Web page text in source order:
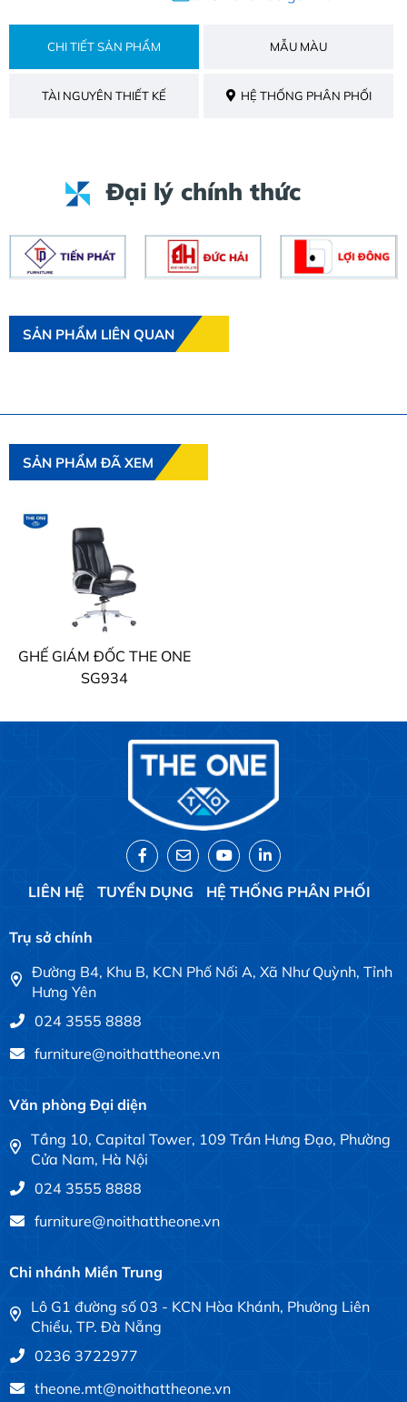
CHI TIẾT SẢN PHẨM MẪU MÀU
TÀI NGUYÊN THIẾT KẾ HỆ THỐNG PHÂN PHỐI
Đại lý chính thức
SẢN PHẨM LIÊN QUAN
SẢN PHẨM ĐÃ XEM
GHẾ GIÁM ĐỐC THE ONE
SG934
LIÊN HỆ TUYỂN DỤNG HỆ THỐNG PHÂN PHỐI
Trụ sở chính
Đường B4, Khu B, KCN Phố Nối A, Xã Như Quỳnh, Tỉnh
Hưng Yên
024 3555 8888
furniture@noithattheone.vn
Văn phòng Đại diện
Tầng 10, Capital Tower, 109 Trần Hưng Đạo, Phường
Cửa Nam, Hà Nội
024 3555 8888
furniture@noithattheone.vn
Chi nhánh Miền Trung
Lô G1 đường số 03 - KCN Hòa Khánh, Phường Liên
Chiểu, TP. Đà Nẵng
0236 3722977
theone.mt@noithattheone.vn